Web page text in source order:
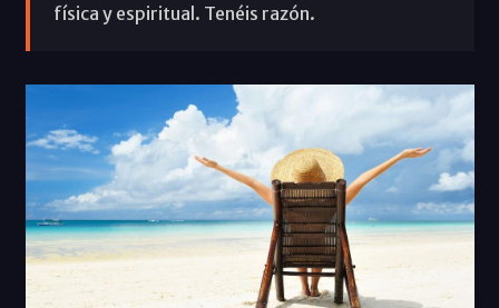
física y espiritual. Tenéis razón.